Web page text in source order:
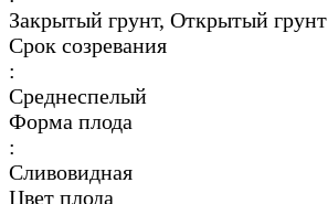
Закрытый грунт, Открытый грунт
Срок созревания
:
Среднеспелый
Форма плода
:
Сливовидная
Цвет плода